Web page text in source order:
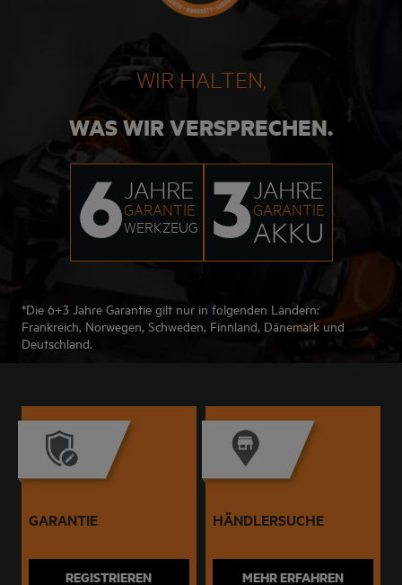
WIR HALTEN,
WAS WIR VERSPRECHEN.
6 JAHRE
GARANTIE
WERKZEUG 3 JAHRE
GARANTIE
AKKU
*Die 6+3 Jahre Garantie gilt nur in folgenden Ländern:
Frankreich, Norwegen, Schweden, Finnland, Dänemark und
Deutschland.
GARANTIE
REGISTRIEREN
HÄNDLERSUCHE
MEHR ERFAHREN